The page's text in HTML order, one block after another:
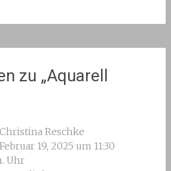
zu „Aquarell
Christina Reschke
Februar 19, 2025 um 11:30
Uhr